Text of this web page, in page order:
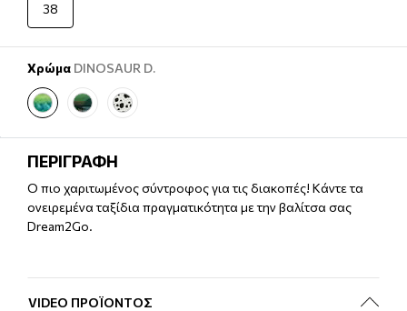
38
Χρώμα DINOSAUR D.
ΠΕΡΙΓΡΑΦΗ
Ο πιο χαριτωμένος σύντροφος για τις διακοπές! Κάντε τα
ονειρεμένα ταξίδια πραγματικότητα με την βαλίτσα σας
Dream2Go.
VIDEO ΠΡΟΪΌΝΤΟΣ